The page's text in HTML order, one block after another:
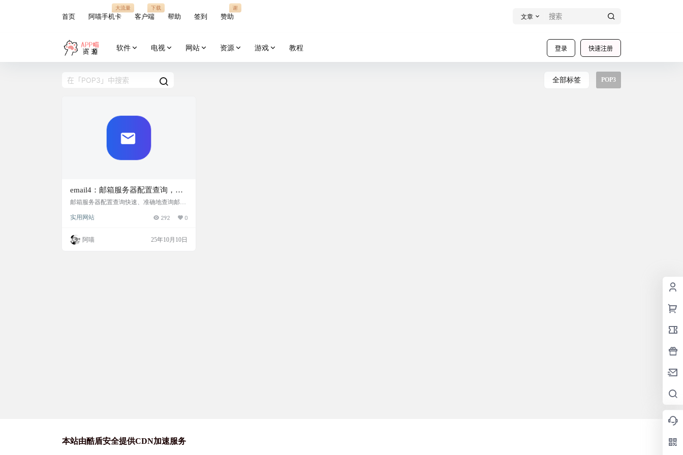
首页 阿喵手机卡
大流量
客户端
下载
帮助 签到 赞助
谢
文章
登录 快速注册
软件 电视 网站 资源 游戏 教程
全部标签 POP3
email4：邮箱服务器配置查询，快
速查询邮箱服务器的SMTP、
邮箱服务器配置查询快速、准确地查询邮箱
ge服务器 对于站长还有设置一些邮箱提醒，
息，但是又苦于不知道如何填写参数。 开发
者Leaking开发了一个小工具，可以 一键查
实用网站 292 0
阿喵 25年10月10日
本站由酷盾安全提供CDN加速服务